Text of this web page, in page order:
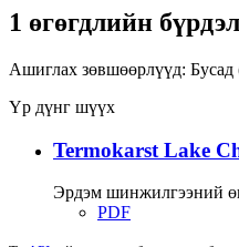
1 өгөгдлийн
Ашиглах зөвшөөрлүүд: Бусад
Үр дүнг шүүх
Termokarst Lake
Эрдэм шинжилгээний
PDF